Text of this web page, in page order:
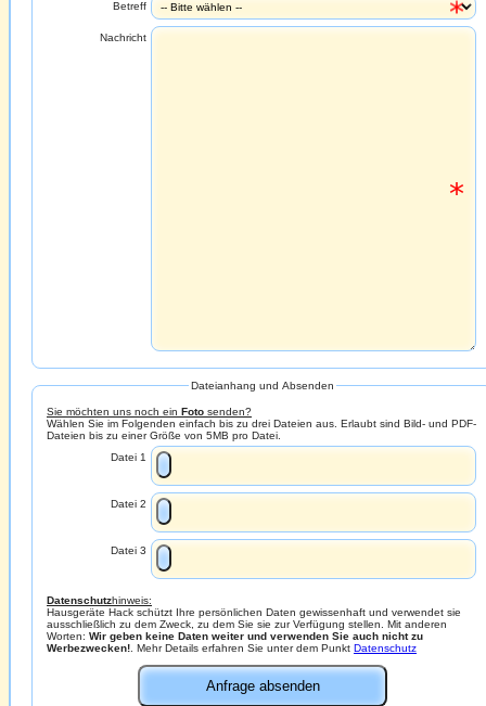
Betreff
Nachricht
Dateianhang und Absenden
Sie möchten uns noch ein Foto senden?
Wählen Sie im Folgenden einfach bis zu drei Dateien aus. Erlaubt sind Bild- und PDF-
Dateien bis zu einer Größe von 5MB pro Datei.
Datei 1
Datei 2
Datei 3
Datenschutzhinweis:
Hausgeräte Hack schützt Ihre persönlichen Daten gewissenhaft und verwendet sie
ausschließlich zu dem Zweck, zu dem Sie sie zur Verfügung stellen. Mit anderen
Worten: Wir geben keine Daten weiter und verwenden Sie auch nicht zu
Werbezwecken!. Mehr Details erfahren Sie unter dem Punkt Datenschutz